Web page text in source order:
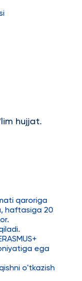
hujjat.
qaroriga
haftasiga 20
ega
o'tkazish